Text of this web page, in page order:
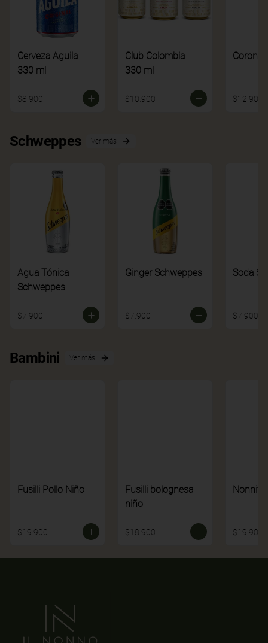
Cerveza Aguila
330 ml
$8.900
Club Colombia
330 ml
$10.900
Corona
$12.900
Schweppes Ver más
Agua Tónica
Schweppes
$7.900
Ginger Schweppes
$7.900
Soda
$7.900
Bambini Ver más
Fusilli Pollo Niño
$19.900
Fusilli bolognesa
niño
$18.900 $19.900